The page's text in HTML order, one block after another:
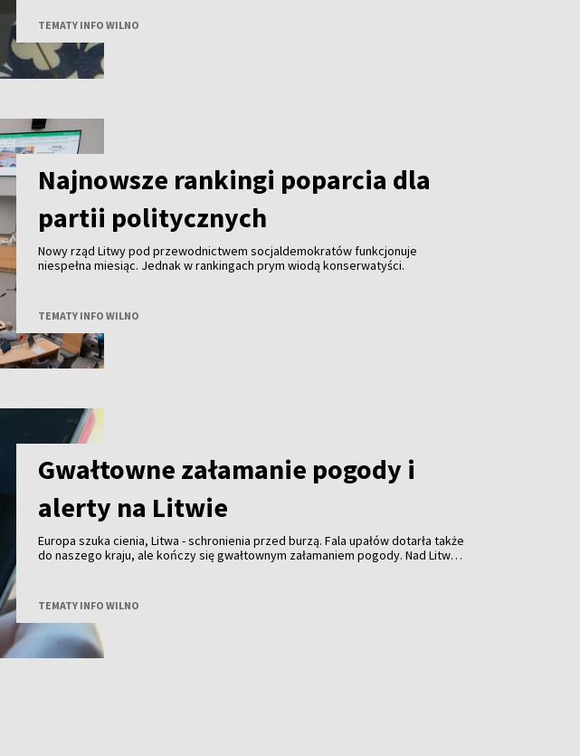
gałęzi litewskiej turystyki, zwiększenie jej konkurencyjności i promocja kraju za
granicą.
TEMATY INFO WILNO
Najnowsze rankingi poparcia dla
partii politycznych
Nowy rząd Litwy pod przewodnictwem socjaldemokratów funkcjonuje
niespełna miesiąc. Jednak w rankingach prym wiodą konserwatyści.
TEMATY INFO WILNO
Gwałtowne załamanie pogody i
alerty na Litwie
Europa szuka cienia, Litwa - schronienia przed burzą. Fala upałów dotarła także
do naszego kraju, ale kończy się gwałtownym załamaniem pogody. Nad Litwą
TEMATY INFO WILNO